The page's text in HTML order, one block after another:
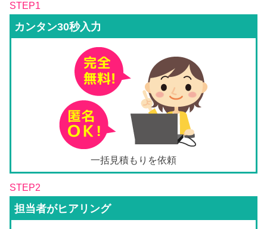
STEP1
カンタン30秒入力
一括見積もりを依頼
STEP2
担当者がヒアリング